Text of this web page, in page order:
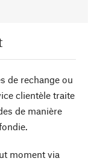
de rechange ou
clientèle traite
de manière
moment via